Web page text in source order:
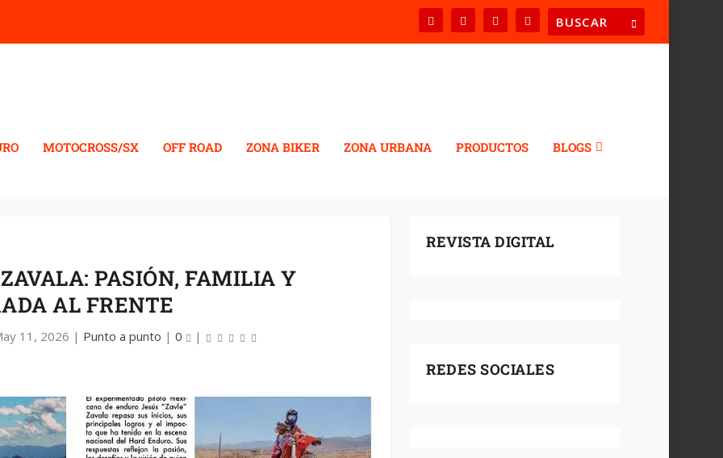
MOTOCROSS/SX OFF ROAD ZONA BIKER ZONA URBANA PRODUCTOS BLOGS
PASIÓN, FAMILIA Y
AL FRENTE
11, 2026 | Punto a punto | 0 |
REVISTA DIGITAL
REDES SOCIALES